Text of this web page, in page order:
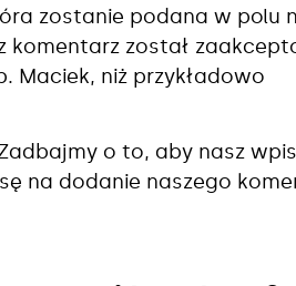
zostanie podana w polu
komentarz został
Maciek, niż przykładowo
o to, aby nasz
na dodanie naszego